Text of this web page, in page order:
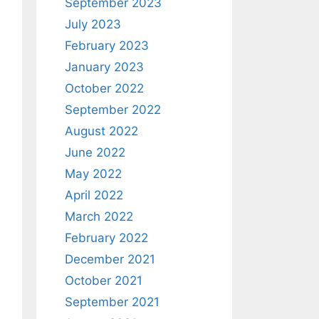
July 2023
February 2023
January 2023
October 2022
September 2022
August 2022
June 2022
May 2022
April 2022
March 2022
February 2022
December 2021
October 2021
September 2021